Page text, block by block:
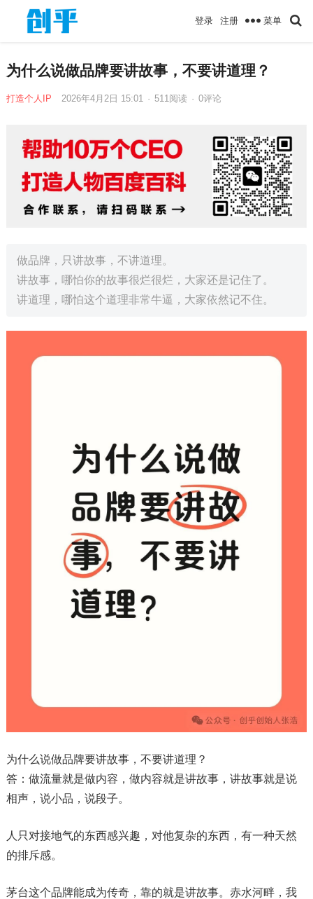
登录 注册 菜单
为什么说做品牌要讲故事，不要讲道理？
打造个人IP 2026年4月2日 15:01 · 511 阅读 · 0评论
做品牌，只讲故事，不讲道理。
讲故事，哪怕你的故事很烂很烂，大家还是记住了。
讲道理，哪怕这个道理非常牛逼，大家依然记不住。
为什么说做品牌要讲故事，不要讲道理？
答：做流量就是做内容，做内容就是讲故事，讲故事就是说
相声，说小品，说段子。
人只对接地气的东西感兴趣，对他复杂的东西，有一种天然
的排斥感。
茅台这个品牌能成为传奇，靠的就是讲故事。赤水河畔，我